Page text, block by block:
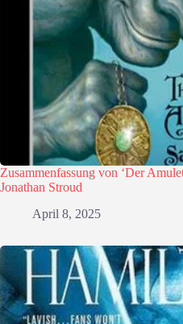
Zusammenfassung von ‘Der
Jonathan Stroud
April 8, 2025